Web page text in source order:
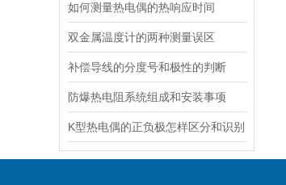
如何测量热电偶的热响应时间
双金属温度计的两种测量误区
补偿导线的分度号和极性的判断
防爆热电阻系统组成和安装事项
K型热电偶的正负极怎样区分和识别